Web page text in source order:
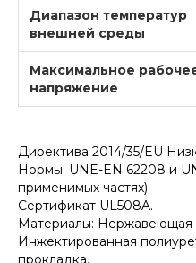
Диапазон температур
внешней среды
Максимальное
напряжение
Директива 2014/35/EU
Нормы: UNE-EN 62208 и
применимых частях).
Сертификат UL508A.
Материалы: Нержавеющая
Инжектированная
прокладка.